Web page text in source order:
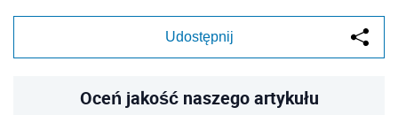
Udostępnij
Oceń jakość naszego artykułu